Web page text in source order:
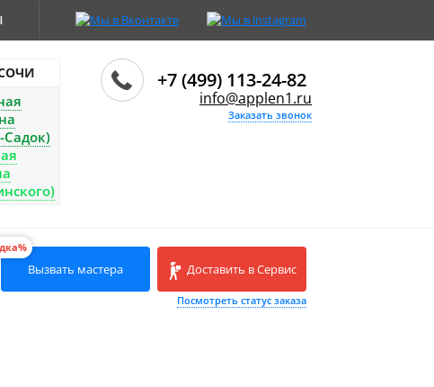
Садок)
+7 (499) 113-24-82
info@applen1.ru
Заказать звонок
Вызвать мастера Доставить в Сервис
Посмотреть статус заказа